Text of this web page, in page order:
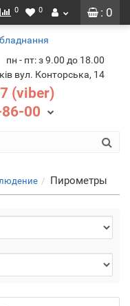
: 0
0 0
пн - пт: з 9.00 до 18.00
вул. Конторська, 14
(viber)
00
Пирометры